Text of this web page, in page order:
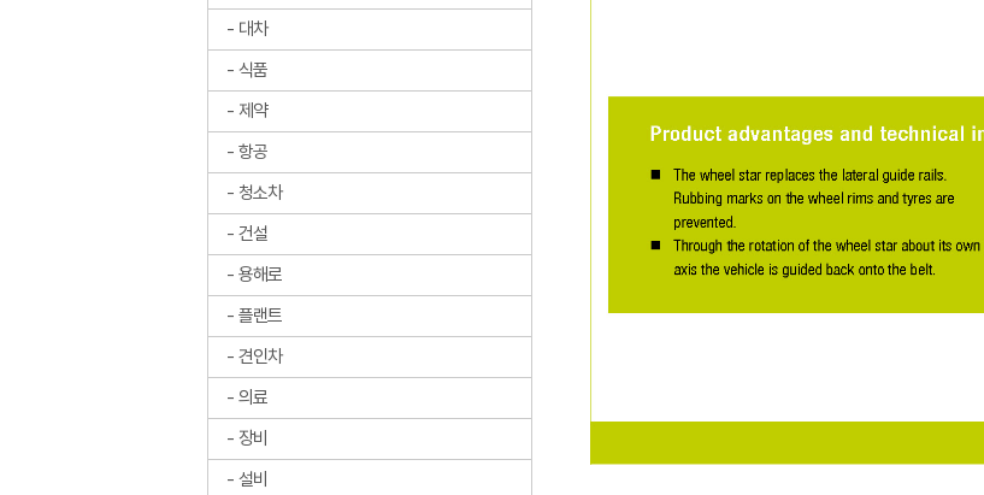
대차
식품
제약
항공
청소차
건설
용해로
플랜트
견인차
의료
장비
설비